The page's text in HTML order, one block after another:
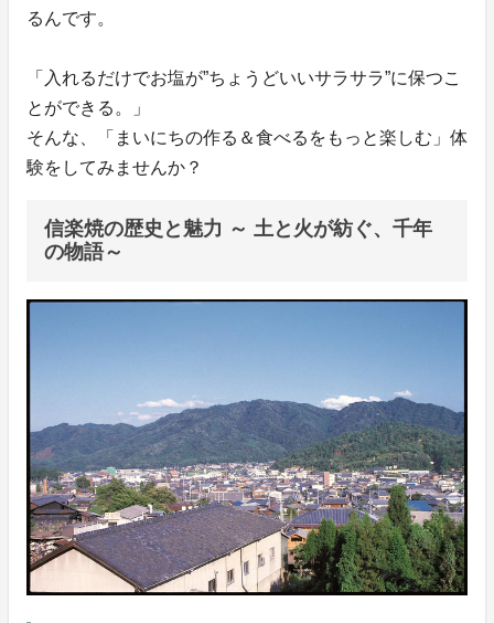
るんです。
「入れるだけでお塩が”ちょうどいいサラサラ”に保つこ
とができる。」
そんな、「まいにちの作る＆食べるをもっと楽しむ」体
験をしてみませんか？
信楽焼の歴史と魅力 ～ 土と火が紡ぐ、千年
の物語～